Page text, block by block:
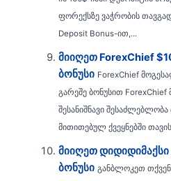
ფორექსზე ვაჭრობის
Deposit Bonus-ით,...
მიიღეთ ForexChief
ბონუსი ForexChief
გარეშე ბონუსით
შესანიშნავი
მითითებულ ქვეყნებში
მიიღეთ
ბონუსი განბლოკეთ